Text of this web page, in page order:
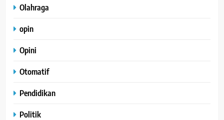
Olahraga
opin
Opini
Otomatif
Pendidikan
Politik